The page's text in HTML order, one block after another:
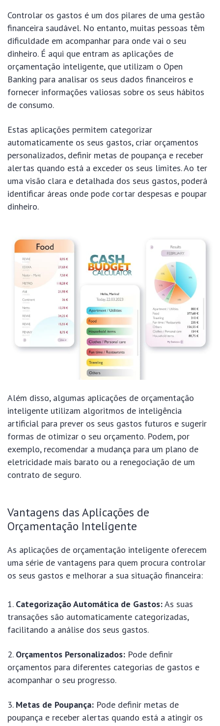
Controlar os gastos é um dos pilares de uma gestão
financeira saudável. No entanto, muitas pessoas têm
dificuldade em acompanhar para onde vai o seu
dinheiro. É aqui que entram as aplicações de
orçamentação inteligente, que utilizam o Open
Banking para analisar os seus dados financeiros e
fornecer informações valiosas sobre os seus hábitos
de consumo.
Estas aplicações permitem categorizar
automaticamente os seus gastos, criar orçamentos
personalizados, definir metas de poupança e receber
alertas quando está a exceder os seus limites. Ao ter
uma visão clara e detalhada dos seus gastos, poderá
identificar áreas onde pode cortar despesas e poupar
dinheiro.
Além disso, algumas aplicações de orçamentação
inteligente utilizam algoritmos de inteligência
artificial para prever os seus gastos futuros e sugerir
formas de otimizar o seu orçamento. Podem, por
exemplo, recomendar a mudança para um plano de
eletricidade mais barato ou a renegociação de um
contrato de seguro.
Vantagens das Aplicações de
Orçamentação Inteligente
As aplicações de orçamentação inteligente oferecem
uma série de vantagens para quem procura controlar
os seus gastos e melhorar a sua situação financeira:
Categorização Automática de Gastos:As suas
transações são automaticamente categorizadas,
facilitando a análise dos seus gastos.
Orçamentos Personalizados: Pode definir
orçamentos para diferentes categorias de gastos e
acompanhar o seu progresso.
Metas de Poupança: Pode definir metas de
poupança e receber alertas quando está a atingir os